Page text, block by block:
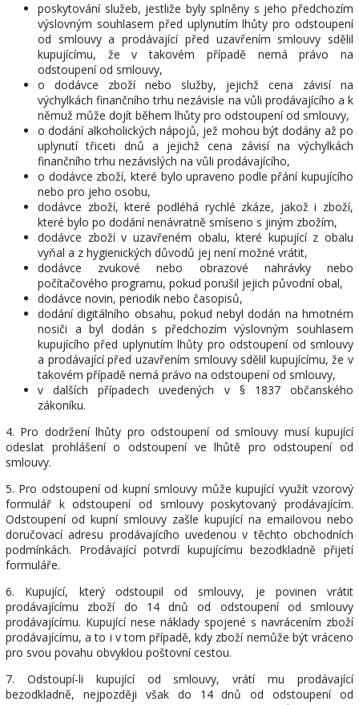
poskytování služeb, jestliže byly splněny s jeho předchozím
výslovným souhlasem před uplynutím lhůty pro odstoupení
od smlouvy a prodávající před uzavřením smlouvy sdělil
kupujícímu, že v takovém případě nemá právo na
odstoupení od smlouvy,
o dodávce zboží nebo služby, jejichž cena závisí na
výchylkách finančního trhu nezávisle na vůli prodávajícího a k
němuž může dojít během lhůty pro odstoupení od smlouvy,
o dodání alkoholických nápojů, jež mohou být dodány až po
uplynutí třiceti dnů a jejichž cena závisí na výchylkách
finančního trhu nezávislých na vůli prodávajícího,
o dodávce zboží, které bylo upraveno podle přání kupujícího
nebo pro jeho osobu,
dodávce zboží, které podléhá rychlé zkáze, jakož i zboží,
které bylo po dodání nenávratně smíseno s jiným zbožím,
dodávce zboží v uzavřeném obalu, které kupující z obalu
vyňal a z hygienických důvodů jej není možné vrátit,
dodávce zvukové nebo obrazové nahrávky nebo
počítačového programu, pokud porušil jejich původní obal,
dodávce novin, periodik nebo časopisů,
dodání digitálního obsahu, pokud nebyl dodán na hmotném
nosiči a byl dodán s předchozím výslovným souhlasem
kupujícího před uplynutím lhůty pro odstoupení od smlouvy
a prodávající před uzavřením smlouvy sdělil kupujícímu, že v
takovém případě nemá právo na odstoupení od smlouvy,
v dalších případech uvedených v § 1837 občanského
zákoníku.
4. Pro dodržení lhůty pro odstoupení od smlouvy musí kupující
odeslat prohlášení o odstoupení ve lhůtě pro odstoupení od
smlouvy.
5. Pro odstoupení od kupní smlouvy může kupující využít vzorový
formulář k odstoupení od smlouvy poskytovaný prodávajícím.
Odstoupení od kupní smlouvy zašle kupující na emailovou nebo
doručovací adresu prodávajícího uvedenou v těchto obchodních
podmínkách. Prodávající potvrdí kupujícímu bezodkladně přijetí
formuláře.
6. Kupující, který odstoupil od smlouvy, je povinen vrátit
prodávajícímu zboží do 14 dnů od odstoupení od smlouvy
prodávajícímu. Kupující nese náklady spojené s navrácením zboží
prodávajícímu, a to i v tom případě, kdy zboží nemůže být vráceno
pro svou povahu obvyklou poštovní cestou.
7. Odstoupí-li kupující od smlouvy, vrátí mu prodávající
bezodkladně, nejpozději však do 14 dnů od odstoupení od